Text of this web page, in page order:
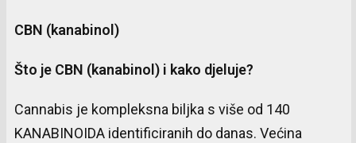
CBN (kanabinol)
Što je CBN (kanabinol) i kako djeluje?
Cannabis je kompleksna biljka s više od 140
KANABINOIDA identificiranih do danas. Većina